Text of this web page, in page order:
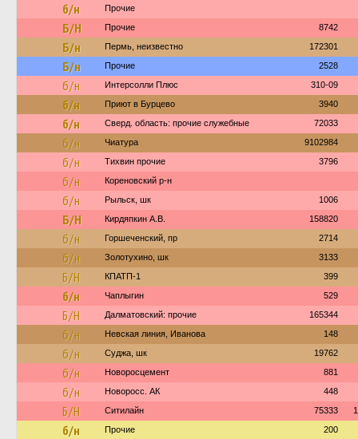
б/н Прочие
Б/Н Прочие 8742
Б/н Пермь, неизвестно 172301
Б/н Прочие 2528
б/н Интерсолли Плюс 310-09
б/н Приют в Бурцево 3940
б/н Сверд. область: прочие служебные 72033
б/н Чиатура 9102984
б/н Тихвин прочие 3796
б/н Кореновский р-н
б/н Рыльск, шк 1006
Б/Н Кирдяпкин А.В. 158820
б/н Горшеченский, пр 2714
б/н Золотухино, шк 3133
Б/Н КПАТП-1 399
б/н Чаплыгин 529
Б/Н Далматовский: прочие 165344
б/н Невская линия, Иванова 148
б/н Суджа, шк 19762
б/н Новоросцемент 881
б/н Новоросс. АК 448
Б/Н Ситилайн 75333
б/н Прочие 200